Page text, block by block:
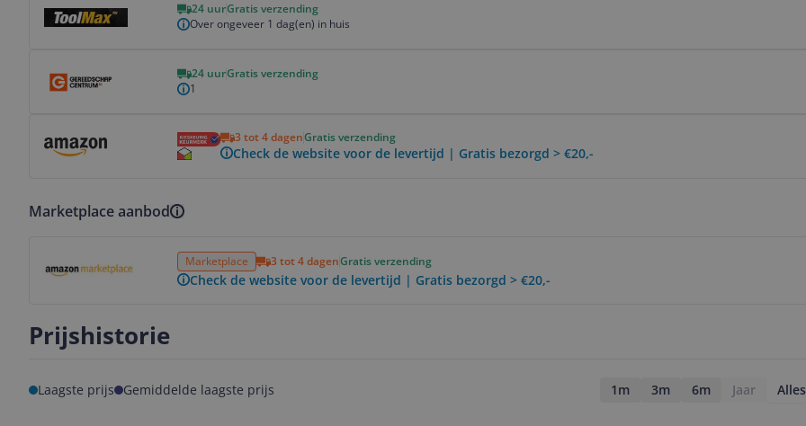
24 uurGratis verzending
Over ongeveer 1 dag(en) in huis
24 uurGratis verzending
1
3 tot 4 dagenGratis verzending
Check de website voor de levertijd | Gratis bezorgd > €20,-
Marketplace aanbod
Marketplace 3 tot 4 dagenGratis verzending
Check de website voor de levertijd | Gratis bezorgd > €20,-
Prijshistorie
Laagste prijs Gemiddelde laagste prijs 1m 3m 6m Jaar Alles